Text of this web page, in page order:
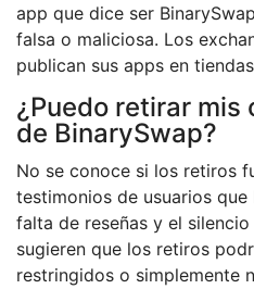
app que dice ser
falsa o maliciosa. Los
publican sus apps en
¿Puedo retirar mis
de BinarySwap?
No se conoce si los retiros
testimonios de usuarios
falta de reseñas y el
sugieren que los retiros
restringidos o simplemente